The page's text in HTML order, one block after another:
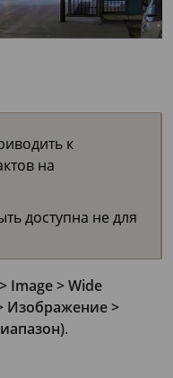
к
на
доступна не для
Image > Wide
Изображение >
.